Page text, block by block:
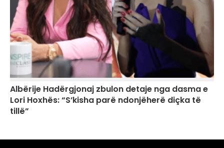
Albërije Hadërgjonaj zbulon detaje nga dasma e
Lori Hoxhës: “S’kisha parë ndonjëherë diçka të
tillë”